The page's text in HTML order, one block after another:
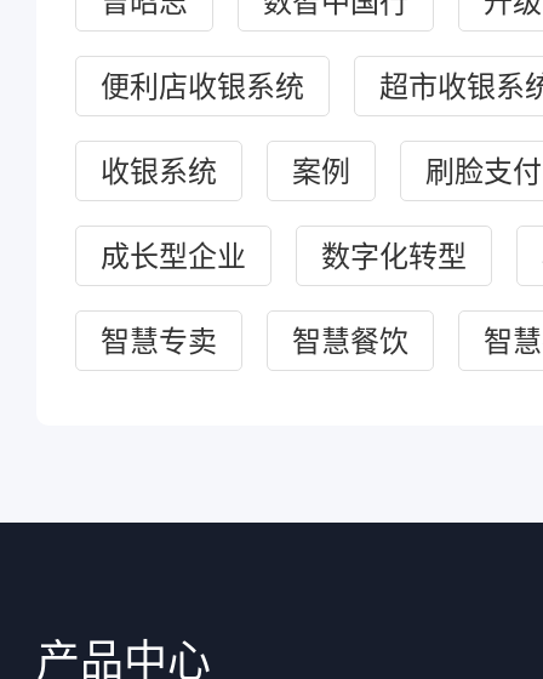
便利店收银系统 超市收银系
收银系统 案例 刷脸支付
成长型企业 数字化转型
智慧专卖 智慧餐饮 智
产品中心